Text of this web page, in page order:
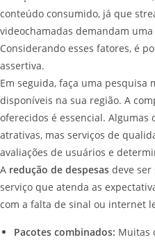
conteúdo consumido, já que
videochamadas demandam
Considerando esses fatores, é
assertiva.
Em seguida, faça uma pesquisa
disponíveis na sua região. A
oferecidos é essencial.
atrativas, mas serviços de
avaliações de usuários e
A redução de despesas deve
serviço que atenda as
com a falta de sinal ou internet
Pacotes combinados: Muitas